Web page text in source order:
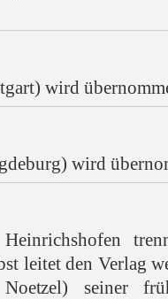
wird
wird
leitet den Verlag
seiner